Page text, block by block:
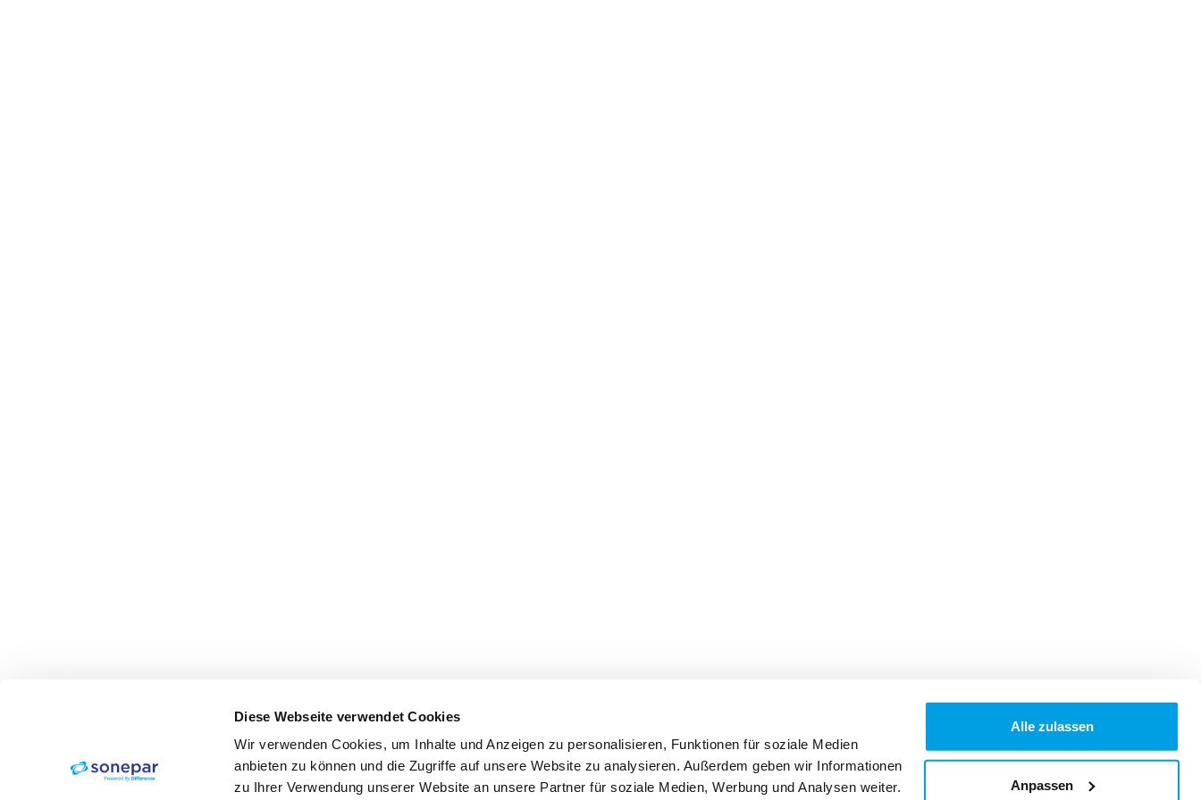
Diese Webseite verwendet Cookies
Wir verwenden Cookies, um Inhalte und Anzeigen zu personalisieren, Funktionen für soziale Medien
anbieten zu können und die Zugriffe auf unsere Website zu analysieren. Außerdem geben wir Informationen
zu Ihrer Verwendung unserer Website an unsere Partner für soziale Medien, Werbung und Analysen weiter.
Alle zulassen
Anpassen